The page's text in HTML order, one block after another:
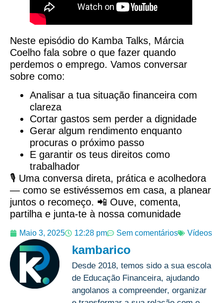
Neste episódio do Kamba Talks, Márcia
Coelho fala sobre o que fazer quando
perdemos o emprego. Vamos conversar
sobre como:
Analisar a tua situação financeira com
clareza
Cortar gastos sem perder a dignidade
Gerar algum rendimento enquanto
procuras o próximo passo
E garantir os teus direitos como
trabalhador
🎙️ Uma conversa direta, prática e acolhedora
— como se estivéssemos em casa, a planear
juntos o recomeço. 📲 Ouve, comenta,
partilha e junta-te à nossa comunidade
Maio 3, 2025 12:28 pm Sem comentários Vídeos
kambarico
Desde 2018, temos sido a sua escola
de Educação Financeira, ajudando
angolanos a compreender, organizar